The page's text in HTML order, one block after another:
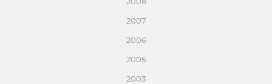
2007
2006
2005
2003